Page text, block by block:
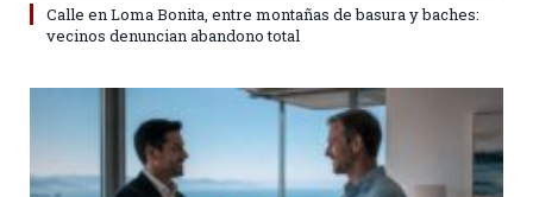
Calle en Loma Bonita, entre montañas de basura y baches:
vecinos denuncian abandono total